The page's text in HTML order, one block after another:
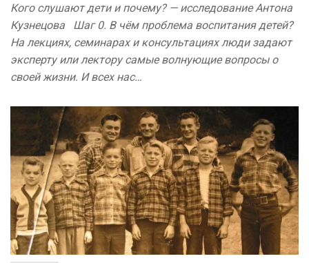
Кого слушают дети и почему? — исследование Антона
Кузнецова Шаг 0. В чём проблема воспитания детей?
На лекциях, семинарах и консультациях люди задают
эксперту или лектору самые волнующие вопросы о
своей жизни. И всех нас…